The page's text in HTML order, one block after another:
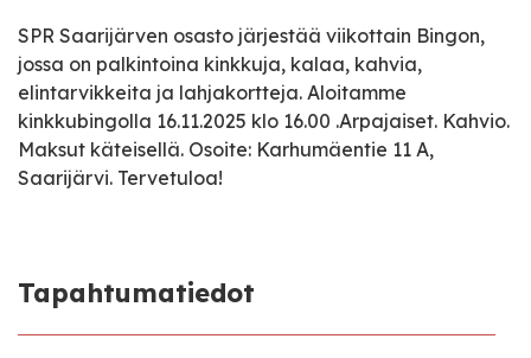
SPR Saarijärven osasto järjestää viikottain Bingon,
jossa on palkintoina kinkkuja, kalaa, kahvia,
elintarvikkeita ja lahjakortteja. Aloitamme
kinkkubingolla 16.11.2025 klo 16.00 .Arpajaiset. Kahvio.
Maksut käteisellä. Osoite: Karhumäentie 11 A,
Saarijärvi. Tervetuloa!
Tapahtumatiedot